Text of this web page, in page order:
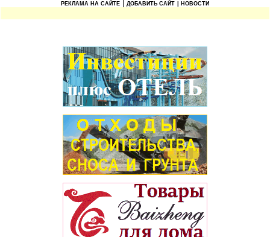
РЕКЛАМА НА САЙТЕ
ДОБАВИТЬ САЙТ | НОВОСТИ